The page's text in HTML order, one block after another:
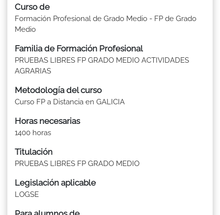
Curso de
Formación Profesional de Grado Medio - FP de Grado
Medio
Familia de Formación Profesional
PRUEBAS LIBRES FP GRADO MEDIO ACTIVIDADES
AGRARIAS
Metodología del curso
Curso FP a Distancia en GALICIA
Horas necesarias
1400 horas
Titulación
PRUEBAS LIBRES FP GRADO MEDIO
Legislación aplicable
LOGSE